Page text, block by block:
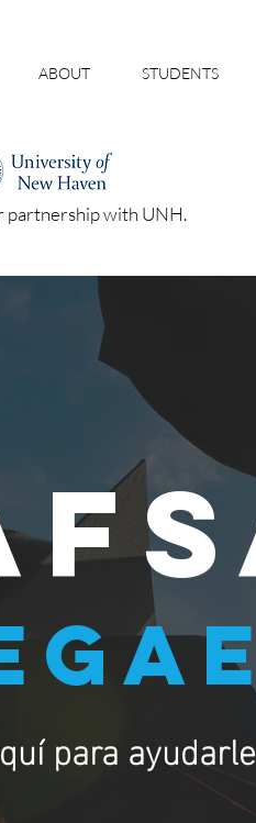
ABOUT STUDENTS
partnership with UNH.
para